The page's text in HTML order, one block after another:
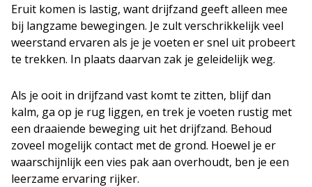
Eruit komen is lastig, want drijfzand geeft alleen mee
bij langzame bewegingen. Je zult verschrikkelijk veel
weerstand ervaren als je je voeten er snel uit probeert
te trekken. In plaats daarvan zak je geleidelijk weg.
Als je ooit in drijfzand vast komt te zitten, blijf dan
kalm, ga op je rug liggen, en trek je voeten rustig met
een draaiende beweging uit het drijfzand. Behoud
zoveel mogelijk contact met de grond. Hoewel je er
waarschijnlijk een vies pak aan overhoudt, ben je een
leerzame ervaring rijker.